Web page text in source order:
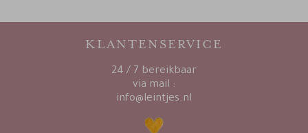
KLANTENSERVICE
24 / 7 bereikbaar
via mail :
info@leintjes.nl